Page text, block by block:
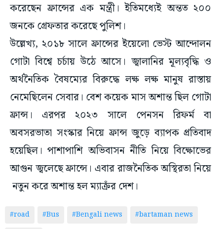
করেছেন ফ্রান্সের এক মন্ত্রী। ইতিমধ্যেই অন্তত ২০০
জনকে গ্রেফতার করেছে পুলিশ।
উল্লেখ্য, ২০১৮ সালে ফ্রান্সের ইয়েলো ভেস্ট আন্দোলন
গোটা বিশ্বে চর্চায় উঠে আসে। জ্বালানির মূল্যবৃদ্ধি ও
অর্থনৈতিক বৈষম্যের বিরুদ্ধে লক্ষ লক্ষ মানুষ রাস্তায়
নেমেছিলেন সেবার। বেশ কয়েক মাস অশান্ত ছিল গোটা
ফ্রান্স। এরপর ২০২৩ সালে পেনসন রিফর্ম বা
অবসরভাতা সংস্কার নিয়ে ফ্রান্স জুড়ে ব্যাপক প্রতিবাদ
হয়েছিল। পাশাপাশি অভিবাসন নীতি নিয়ে বিক্ষোভের
আগুন জ্বলেছে ফ্রান্সে। এবার রাজনৈতিক অস্থিরতা নিয়ে
নতুন করে অশান্ত হল ম্যাক্রঁর দেশ।
#road #Bus #Bengali news #bartaman news